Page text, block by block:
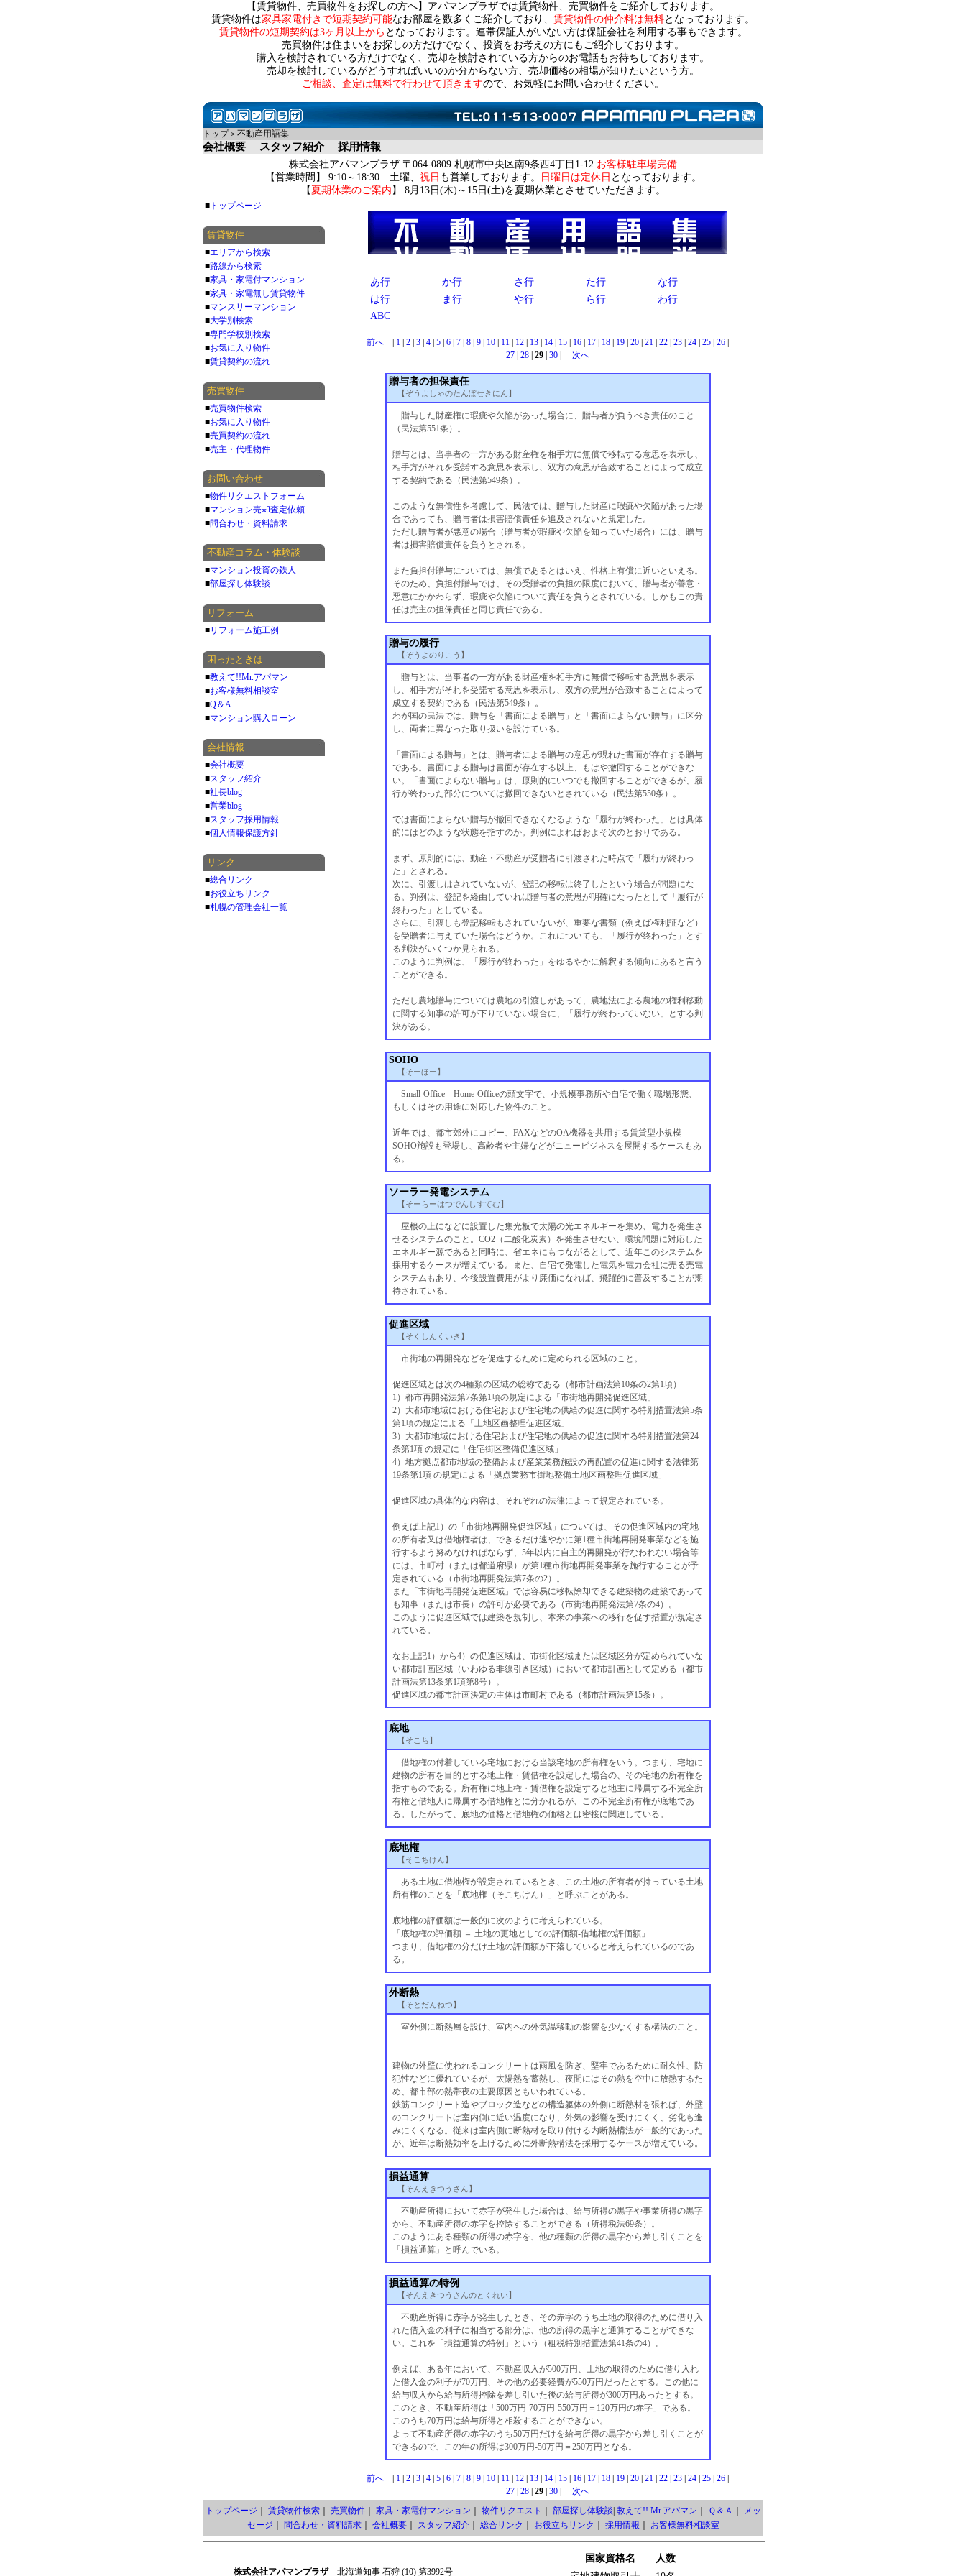
【賃貸物件、売買物件をお探しの方へ】アパマンプラザでは賃貸物件、売買物件をご紹介しております。
賃貸物件は家具家電付きで短期契約可能なお部屋を数多くご紹介しており、 賃貸物件の仲介料は無料となっております。
賃貸物件の短期契約は3ヶ月以上から となっております。連帯保証人がいない方は保証会社を利用する事もできます。
売買物件は住まいをお探しの方だけでなく、投資をお考えの方にもご紹介しております。
購入を検討されている方だけでなく、売却を検討されている方からのお電話もお待ちしております。
売却を検討しているがどうすればいいのか分からない方、売却価格の相場が知りたいという方。
ご相談、査定は無料で行わせて頂きますので、お気軽にお問い合わせください。
トップ＞不動産用語集
会社概要 スタッフ紹介 採用情報
株式会社アパマンプラザ 〒064-0809 札幌市中央区南9条西4丁目1-12 お客様駐車場完備
【営業時間】 9:10～18:30 土曜、 祝日 も営業しております。 日曜日は定休日 となっております。
【 夏期休業のご案内 】 8月13日(木)～15日(土)を夏期休業とさせていただきます。
あ行 か行 さ行 た行
な行
は行
ま行 や行 ら行
わ行
ABC
前へ 1 2 3 4 5 6 7 8 9 10 11 12 13 14 15 16 17 18 19 20 21 22 23 24 25 26
27 28 29 30 次へ
贈与者の担保責任
【ぞうよしゃのたんぽせきにん】
贈与した財産権に瑕疵や欠陥があった場合に、贈与者が負うべき責任のこと
（民法第551条）。
贈与とは、当事者の一方がある財産権を相手方に無償で移転する意思を表示し、
相手方がそれを受諾する意思を表示し、双方の意思が合致することによって成立
する契約である（民法第549条）。
このような無償性を考慮して、民法では、贈与した財産に瑕疵や欠陥があった場
合であっても、贈与者は損害賠償責任を追及されないと規定した。
ただし贈与者が悪意の場合（贈与者が瑕疵や欠陥を知っていた場合）には、贈与
者は損害賠償責任を負うとされる。
また負担付贈与については、無償であるとはいえ、性格上有償に近いといえる。
そのため、負担付贈与では、その受贈者の負担の限度において、贈与者が善意・
悪意にかかわらず、瑕疵や欠陥について責任を負うとされている。しかもこの責
任は売主の担保責任と同じ責任である。
贈与の履行
【ぞうよのりこう】
贈与とは、当事者の一方がある財産権を相手方に無償で移転する意思を表示
し、相手方がそれを受諾する意思を表示し、双方の意思が合致することによって
成立する契約である（民法第549条）。
わが国の民法では、贈与を「書面による贈与」と「書面によらない贈与」に区分
し、両者に異なった取り扱いを設けている。
「書面による贈与」とは、贈与者による贈与の意思が現れた書面が存在する贈与
である。書面による贈与は書面が存在する以上、もはや撤回することができな
い。「書面によらない贈与」は、原則的にいつでも撤回することができるが、履
行が終わった部分については撤回できないとされている（民法第550条）。
では書面によらない贈与が撤回できなくなるような「履行が終わった」とは具体
的にはどのような状態を指すのか。判例によればおよそ次のとおりである。
まず、原則的には、動産・不動産が受贈者に引渡された時点で「履行が終わっ
た」とされる。
次に、引渡しはされていないが、登記の移転は終了したという場合が問題にな
る。判例は、登記を経由していれば贈与者の意思が明確になったとして「履行が
終わった」としている。
さらに、引渡しも登記移転もされていないが、重要な書類（例えば権利証など）
を受贈者に与えていた場合はどうか。これについても、「履行が終わった」とす
る判決がいくつか見られる。
このように判例は、「履行が終わった」をゆるやかに解釈する傾向にあると言う
ことができる。
ただし農地贈与については農地の引渡しがあって、農地法による農地の権利移動
に関する知事の許可が下りていない場合に、「履行が終わっていない」とする判
決がある。
SOHO
【そーほー】
Small-Office Home-Officeの頭文字で、小規模事務所や自宅で働く職場形態、
もしくはその用途に対応した物件のこと。
近年では、都市郊外にコピー、FAXなどのOA機器を共用する賃貸型小規模
SOHO施設も登場し、高齢者や主婦などがニュービジネスを展開するケースもあ
る。
ソーラー発電システム
【そーらーはつでんしすてむ】
屋根の上になどに設置した集光板で太陽の光エネルギーを集め、電力を発生さ
せるシステムのこと。CO2（二酸化炭素）を発生させない、環境問題に対応した
エネルギー源であると同時に、省エネにもつながるとして、近年このシステムを
採用するケースが増えている。また、自宅で発電した電気を電力会社に売る売電
システムもあり、今後設置費用がより廉価になれば、飛躍的に普及することが期
待されている。
促進区域
【そくしんくいき】
市街地の再開発などを促進するために定められる区域のこと。
促進区域とは次の4種類の区域の総称である（都市計画法第10条の2第1項）
1）都市再開発法第7条第1項の規定による「市街地再開発促進区域」
2）大都市地域における住宅および住宅地の供給の促進に関する特別措置法第5条
第1項の規定による「土地区画整理促進区域」
3）大都市地域における住宅および住宅地の供給の促進に関する特別措置法第24
条第1項 の規定に「住宅街区整備促進区域」
4）地方拠点都市地域の整備および産業業務施設の再配置の促進に関する法律第
19条第1項 の規定による「拠点業務市街地整備土地区画整理促進区域」
促進区域の具体的な内容は、それぞれの法律によって規定されている。
例えば上記1）の「市街地再開発促進区域」については、その促進区域内の宅地
の所有者又は借地権者は、できるだけ速やかに第1種市街地再開発事業などを施
行するよう努めなければならず、5年以内に自主的再開発が行なわれない場合等
には、市町村（または都道府県）が第1種市街地再開発事業を施行することが予
定されている（市街地再開発法第7条の2）。
また「市街地再開発促進区域」では容易に移転除却できる建築物の建築であって
も知事（または市長）の許可が必要である（市街地再開発法第7条の4）。
このように促進区域では建築を規制し、本来の事業への移行を促す措置が規定さ
れている。
なお上記1）から4）の促進区域は、市街化区域または区域区分が定められていな
い都市計画区域（いわゆる非線引き区域）において都市計画として定める（都市
計画法第13条第1項第8号）。
促進区域の都市計画決定の主体は市町村である（都市計画法第15条）。
底地
【そこち】
借地権の付着している宅地における当該宅地の所有権をいう。つまり、宅地に
建物の所有を目的とする地上権・賃借権を設定した場合の、その宅地の所有権を
指すものである。所有権に地上権・賃借権を設定すると地主に帰属する不完全所
有権と借地人に帰属する借地権とに分かれるが、この不完全所有権が底地であ
る。したがって、底地の価格と借地権の価格とは密接に関連している。
底地権
【そこちけん】
ある土地に借地権が設定されているとき、この土地の所有者が持っている土地
所有権のことを「底地権（そこちけん）」と呼ぶことがある。
底地権の評価額は一般的に次のように考えられている。
「底地権の評価額 ＝ 土地の更地としての評価額-借地権の評価額」
つまり、借地権の分だけ土地の評価額が下落していると考えられているのであ
る。
外断熱
【そとだんねつ】
室外側に断熱層を設け、室内への外気温移動の影響を少なくする構法のこと。
建物の外壁に使われるコンクリートは雨風を防ぎ、堅牢であるために耐久性、防
犯性などに優れているが、太陽熱を蓄熱し、夜間にはその熱を空中に放熱するた
め、都市部の熱帯夜の主要原因ともいわれている。
鉄筋コンクリート造やブロック造などの構造躯体の外側に断熱材を張れば、外壁
のコンクリートは室内側に近い温度になり、外気の影響を受けにくく、劣化も進
みにくくなる。従来は室内側に断熱材を取り付ける内断熱構法が一般的であった
が、近年は断熱効率を上げるために外断熱構法を採用するケースが増えている。
損益通算
【そんえきつうさん】
不動産所得において赤字が発生した場合は、給与所得の黒字や事業所得の黒字
から、不動産所得の赤字を控除することができる（所得税法69条）。
このようにある種類の所得の赤字を、他の種類の所得の黒字から差し引くことを
「損益通算」と呼んでいる。
損益通算の特例
【そんえきつうさんのとくれい】
不動産所得に赤字が発生したとき、その赤字のうち土地の取得のために借り入
れた借入金の利子に相当する部分は、他の所得の黒字と通算することができな
い。これを「損益通算の特例」という（租税特別措置法第41条の4）。
例えば、ある年において、不動産収入が500万円、土地の取得のために借り入れ
た借入金の利子が70万円、その他の必要経費が550万円だったとする。この他に
給与収入から給与所得控除を差し引いた後の給与所得が300万円あったとする。
このとき、不動産所得は「500万円-70万円-550万円＝120万円の赤字」である。
このうち70万円は給与所得と相殺することができない。
よって不動産所得の赤字のうち50万円だけを給与所得の黒字から差し引くことが
できるので、この年の所得は300万円-50万円＝250万円となる。
前へ 1 2 3 4 5 6 7 8 9 10 11 12 13 14 15 16 17 18 19 20 21 22 23 24 25 26
27 28 29 30 次へ
■ トップページ
賃貸物件
■エリアから検索
■路線から検索
■家具・家電付マンション
■家具・家電無し賃貸物件
■マンスリーマンション
■大学別検索
■専門学校別検索
■お気に入り物件
■賃貸契約の流れ
売買物件
■売買物件検索
■お気に入り物件
■売買契約の流れ
■売主・代理物件
お問い合わせ
■物件リクエストフォーム
■マンション売却査定依頼
■問合わせ・資料請求
不動産コラム・体験談
■マンション投資の鉄人
■部屋探し体験談
リフォーム
■リフォーム施工例
困ったときは
■教えて!!Mr.アパマン
■お客様無料相談室
■Q＆A
■マンション購入ローン
会社情報
■会社概要
■スタッフ紹介
■社長blog
■営業blog
■スタッフ採用情報
■個人情報保護方針
リンク
■総合リンク
■お役立ちリンク
■札幌の管理会社一覧
トップページ 賃貸物件検索｜ 売買物件｜ 家具・家電付マンション 物件リクエスト 部屋探し体験談 教えて!! Mr.アパマン Ｑ＆Ａ
メッ
セージ
問合わせ・資料請求｜ 会社概要｜ スタッフ紹介｜ 総合リンク お役立ちリンク 採用情報 お客様無料相談室
株式会社アパマンプラザ北海道知事 石狩 (10) 第3992号
国家資格名
人数